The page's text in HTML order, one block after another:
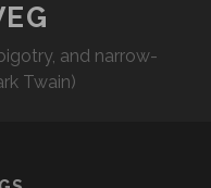
and narrow-
Twain)